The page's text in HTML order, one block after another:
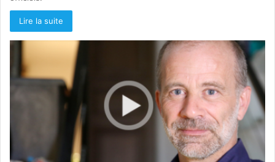
Lire la suite